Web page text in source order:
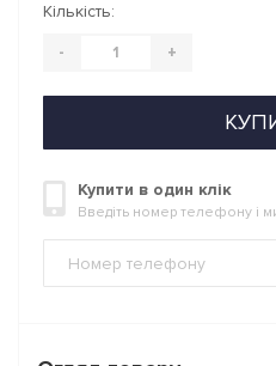
Кількість:
- +
Купити в один клік
Введіть номер телефону і